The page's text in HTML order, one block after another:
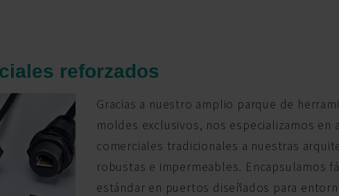
reforzados
Gracias a nuestro amplio parque de
moldes exclusivos, nos especializamos en
comerciales tradicionales a nuestras
robustas e impermeables. Encapsulamos
estándar en puertos diseñados para